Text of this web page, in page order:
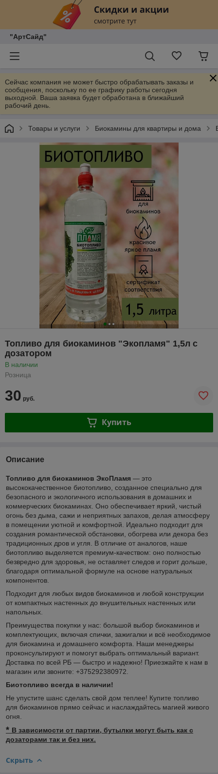
"АртСайд"
Сейчас компания не может быстро обрабатывать заказы и
сообщения, поскольку по ее графику работы сегодня
выходной. Ваша заявка будет обработана в ближайший
рабочий день.
Товары и услуги Биокамины для квартиры и дома
Топливо для биокаминов "Экопламя" 1,5л с
дозатором
В наличии
Розница
30 руб.
Купить
Описание
Топливо для биокаминов ЭкоПламя — это
высококачественное биотопливо, созданное специально для
безопасного и экологичного использования в домашних и
коммерческих биокаминах. Оно обеспечивает яркий, чистый
огонь без дыма, сажи и неприятных запахов, делая атмосферу
в помещении уютной и комфортной. Идеально подходит для
создания романтической обстановки, обогрева или декора без
традиционных дров и угля. В отличие от аналогов, наше
биотопливо выделяется премиум-качеством: оно полностью
безвредно для здоровья, не оставляет следов и горит дольше,
благодаря оптимальной формуле на основе натуральных
компонентов.
Подходит для любых видов биокаминов и любой конструкции
от компактных настенных до внушительных настенных или
напольных.
Преимущества покупки у нас: большой выбор биокаминов и
комплектующих, включая спички, зажигалки и всё необходимое
для биокамина и домашнего комфорта. Наши менеджеры
проконсультируют и помогут выбрать оптимальный вариант.
Доставка по всей РБ — быстро и надежно! Приезжайте к нам в
магазин или звоните: +375292380972.
Биотопливо всегда в наличии!
Не упустите шанс сделать свой дом теплее! Купите топливо
для биокаминов прямо сейчас и наслаждайтесь магией живого
огня.
* В зависимости от партии, бутылки могут быть как с
дозаторами так и без них.
Скрыть